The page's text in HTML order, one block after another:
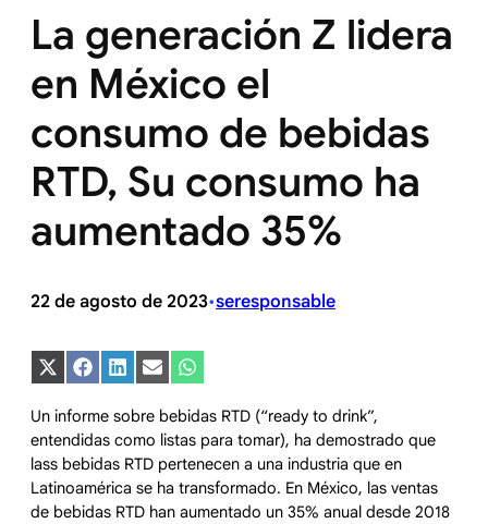
La generación Z lidera
en México el
consumo de bebidas
RTD, Su consumo ha
aumentado 35%
22 de agosto de 2023•seresponsable
Compartir
en
(Twitter)
Compartir
en
Compartir
en
Compartir
en
Compartir
en
Un informe sobre bebidas RTD (“ready to drink”,
entendidas como listas para tomar), ha demostrado que
lass bebidas RTD pertenecen a una industria que en
Latinoamérica se ha transformado. En México, las ventas
de bebidas RTD han aumentado un 35% anual desde 2018